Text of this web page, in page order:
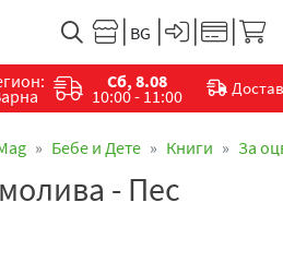
Сб, 8.08
10:00 - 11:00
Бебе и Дете Книги За
- Пес